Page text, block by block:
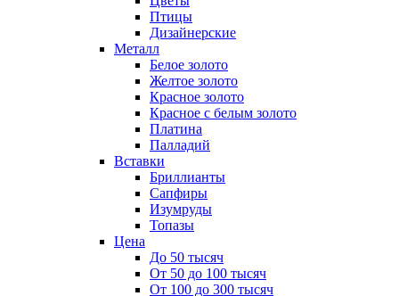
Птицы
Дизайнерские
Металл
Белое золото
Желтое золото
Красное золото
Красное с белым золото
Платина
Палладий
Вставки
Бриллианты
Сапфиры
Изумруды
Топазы
Цена
До 50 тысяч
От 50 до 100 тысяч
От 100 до 300 тысяч